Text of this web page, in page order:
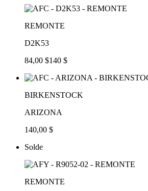
REMONTE
D2K53
84,00 $140 $
BIRKENSTOCK
ARIZONA
140,00 $
Solde
REMONTE